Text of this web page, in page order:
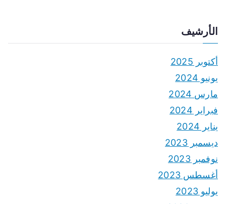
الأرشيف
أكتوبر 2025
يونيو 2024
مارس 2024
فبراير 2024
يناير 2024
ديسمبر 2023
نوفمبر 2023
أغسطس 2023
يوليو 2023